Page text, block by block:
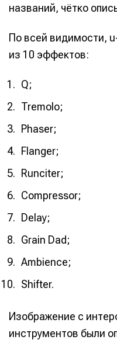
названий, чётко
По всей видимости,
из 10 эффектов:
Q;
Tremolo;
Phaser;
Flanger;
Runciter;
Compressor;
Delay;
Grain Dad;
Ambience;
Shifter.
Изображение с
инструментов были